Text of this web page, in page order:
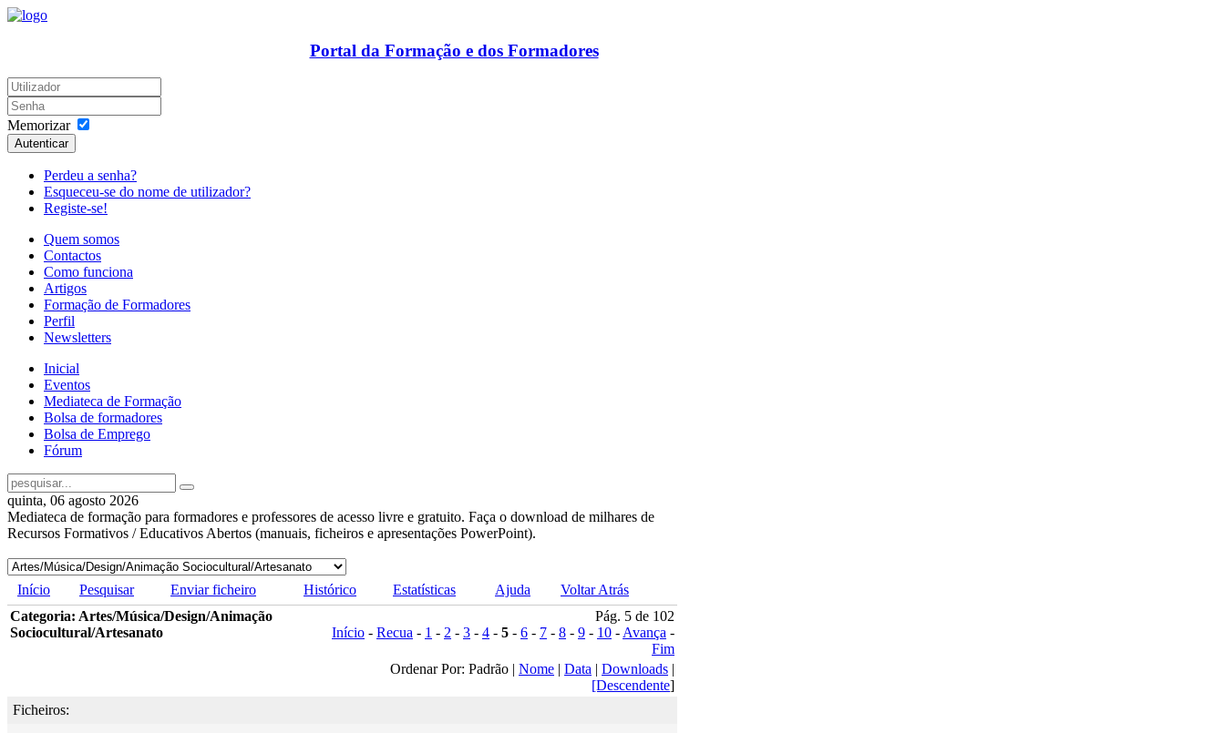
Portal da Formação e dos Formadores
Memorizar
Autenticar
Perdeu a senha?
Esqueceu-se do nome de utilizador?
Registe-se!
Quem somos
Contactos
Como funciona
Artigos
Formação de Formadores
Perfil
Newsletters
Inicial
Eventos
Mediateca de Formação
Bolsa de formadores
Bolsa de Emprego
Fórum
quinta, 06 agosto 2026
Mediateca de formação para formadores e professores de acesso livre e gratuito. Faça o download de milhares de
Recursos Formativos / Educativos Abertos (manuais, ficheiros e apresentações PowerPoint).
Início Pesquisar Enviar ficheiro Histórico Estatísticas Ajuda
Voltar Atrás
Categoria: Artes/Música/Design/Animação
Sociocultural/Artesanato
Pág. 5 de 102
Início - Recua - 1 - 2 - 3 - 4 - 5 - 6 - 7 - 8 - 9 - 10 -Avança -
Fim
Ordenar Por: Padrão | Nome | Data | Downloads |
[Descendente]
Ficheiros: